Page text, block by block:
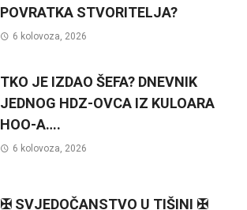
POVRATKA STVORITELJA?
6 kolovoza, 2026
TKO JE IZDAO ŠEFA? DNEVNIK
JEDNOG HDZ-OVCA IZ KULOARA
HOO-A….
6 kolovoza, 2026
✠ SVJEDOČANSTVO U TIŠINI ✠